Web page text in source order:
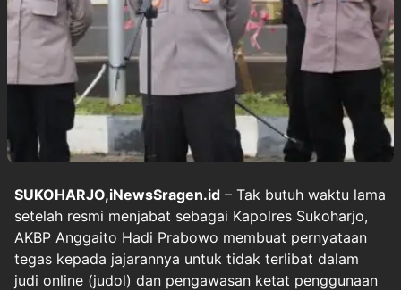
SUKOHARJO,iNewsSragen.id – Tak butuh waktu lama
setelah resmi menjabat sebagai Kapolres Sukoharjo,
AKBP Anggaito Hadi Prabowo membuat pernyataan
tegas kepada jajarannya untuk tidak terlibat dalam
judi online (judol) dan pengawasan ketat penggunaan